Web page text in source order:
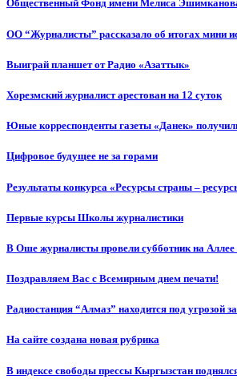
Общественный Фонд имени Мелиса Эшимканова
ОО “Журналисты” рассказало об итогах мини
Выиграй планшет от Радио «Азаттык»
Хорезмский журналист арестован на 12 суток
Юные корреспонденты газеты «Данек»
Цифровое будущее не за горами
Результаты конкурса «Ресурсы страны –
Первые курсы Школы журналистики
В Оше журналисты провели субботник на Аллее
Поздравляем Вас с Всемирным днем печати!
Радиостанция “Алмаз” находится под угрозой
На сайте создана новая рубрика
В индексе свободы прессы Кыргызстан